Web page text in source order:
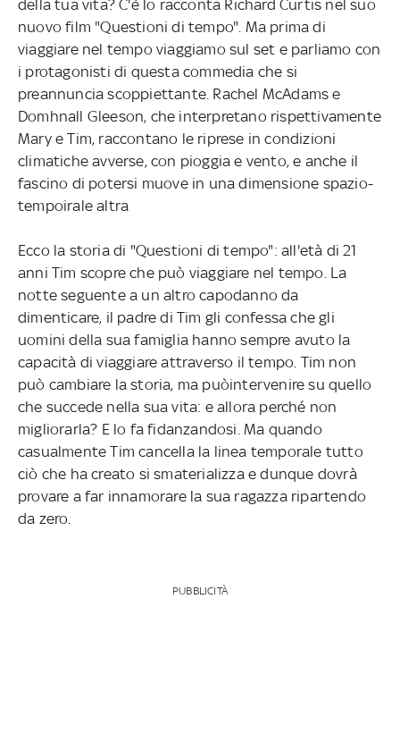
della tua vita? C'è lo racconta Richard Curtis nel suo
nuovo film "Questioni di tempo". Ma prima di
viaggiare nel tempo viaggiamo sul set e parliamo con
i protagonisti di questa commedia che si
preannuncia scoppiettante. Rachel McAdams e
Domhnall Gleeson, che interpretano rispettivamente
Mary e Tim, raccontano le riprese in condizioni
climatiche avverse, con pioggia e vento, e anche il
fascino di potersi muove in una dimensione spazio-
tempoirale altra
Ecco la storia di "Questioni di tempo": all'età di 21
anni Tim scopre che può viaggiare nel tempo. La
notte seguente a un altro capodanno da
dimenticare, il padre di Tim gli confessa che gli
uomini della sua famiglia hanno sempre avuto la
capacità di viaggiare attraverso il tempo. Tim non
può cambiare la storia, ma puòintervenire su quello
che succede nella sua vita: e allora perché non
migliorarla? E lo fa fidanzandosi. Ma quando
casualmente Tim cancella la linea temporale tutto
ciò che ha creato si smaterializza e dunque dovrà
provare a far innamorare la sua ragazza ripartendo
da zero.
PUBBLICITÀ